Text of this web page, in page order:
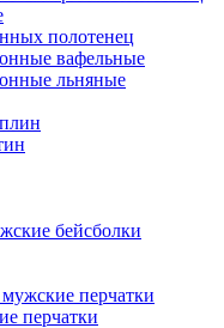
полотенец
вафельные
льняные
бейсболки
перчатки
перчатки